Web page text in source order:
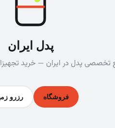
پدل ایران
تخصصی پدل در ایران — خرید
فروشگاه رزرو